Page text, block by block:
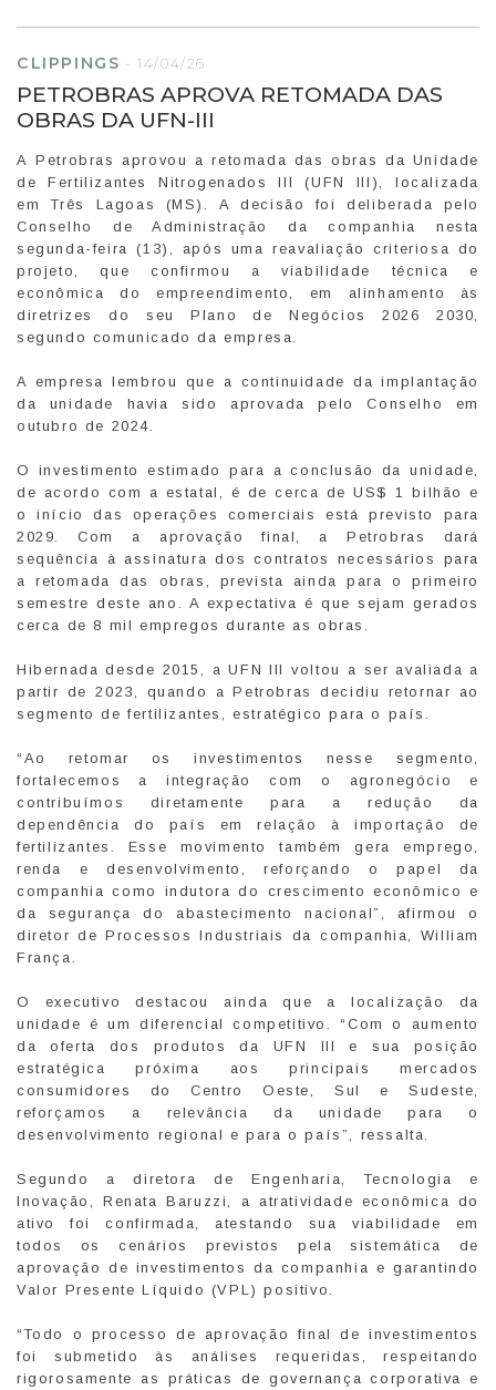
CLIPPINGS -14/04/26
PETROBRAS APROVA RETOMADA DAS
OBRAS DA UFN-III
A Petrobras aprovou a retomada das obras da Unidade
de Fertilizantes Nitrogenados III (UFN III), localizada
em Três Lagoas (MS). A decisão foi deliberada pelo
Conselho de Administração da companhia nesta
segunda-feira (13), após uma reavaliação criteriosa do
projeto, que confirmou a viabilidade técnica e
econômica do empreendimento, em alinhamento às
diretrizes do seu Plano de Negócios 2026 2030,
segundo comunicado da empresa.
A empresa lembrou que a continuidade da implantação
da unidade havia sido aprovada pelo Conselho em
outubro de 2024.
O investimento estimado para a conclusão da unidade,
de acordo com a estatal, é de cerca de US$ 1 bilhão e
o início das operações comerciais está previsto para
2029. Com a aprovação final, a Petrobras dará
sequência à assinatura dos contratos necessários para
a retomada das obras, prevista ainda para o primeiro
semestre deste ano. A expectativa é que sejam gerados
cerca de 8 mil empregos durante as obras.
Hibernada desde 2015, a UFN III voltou a ser avaliada a
partir de 2023, quando a Petrobras decidiu retornar ao
segmento de fertilizantes, estratégico para o país.
“Ao retomar os investimentos nesse segmento,
fortalecemos a integração com o agronegócio e
contribuímos diretamente para a redução da
dependência do país em relação à importação de
fertilizantes. Esse movimento também gera emprego,
renda e desenvolvimento, reforçando o papel da
companhia como indutora do crescimento econômico e
da segurança do abastecimento nacional”, afirmou o
diretor de Processos Industriais da companhia, William
França.
O executivo destacou ainda que a localização da
unidade é um diferencial competitivo. “Com o aumento
da oferta dos produtos da UFN III e sua posição
estratégica próxima aos principais mercados
consumidores do Centro Oeste, Sul e Sudeste,
reforçamos a relevância da unidade para o
desenvolvimento regional e para o país”, ressalta.
Segundo a diretora de Engenharia, Tecnologia e
Inovação, Renata Baruzzi, a atratividade econômica do
ativo foi confirmada, atestando sua viabilidade em
todos os cenários previstos pela sistemática de
aprovação de investimentos da companhia e garantindo
Valor Presente Líquido (VPL) positivo.
“Todo o processo de aprovação final de investimentos
foi submetido às análises requeridas, respeitando
rigorosamente as práticas de governança corporativa e